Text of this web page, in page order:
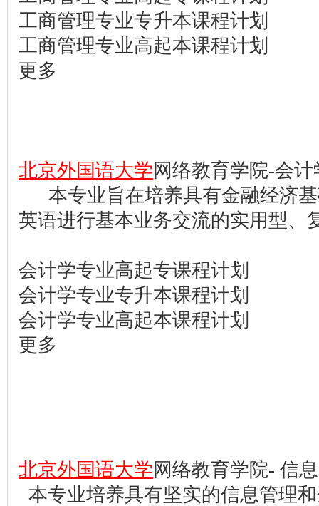
工商管理专业专升本课程计划
工商管理专业高起本课程计划
更多
北京外国语大学网络教育学院-会计
本专业旨在培养具有金融经济
英语进行基本业务交流的实用型、
会计学专业高起专课程计划
会计学专业专升本课程计划
会计学专业高起本课程计划
更多
北京外国语大学网络教育学院- 信
本专业培养具有坚实的信息管理